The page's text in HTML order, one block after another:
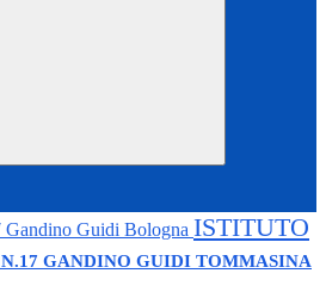
ISTITUTO
N.17 GANDINO GUIDI TOMMASINA